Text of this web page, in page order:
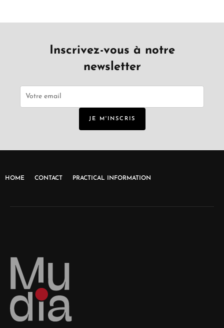
Inscrivez-vous à notre
newsletter
JE M'INSCRIS
HOME CONTACT PRACTICAL INFORMATION